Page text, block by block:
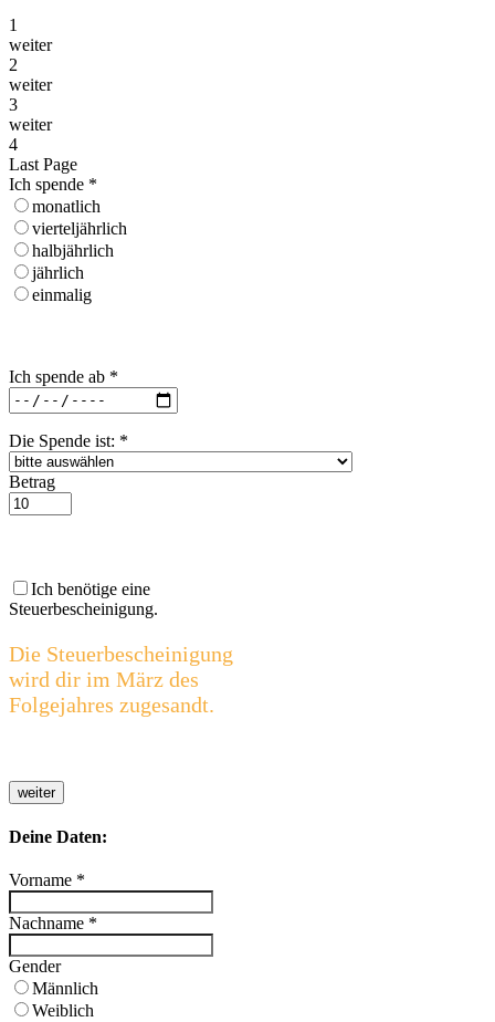
1
weiter
2
weiter
3
weiter
4
Last Page
Ich spende *
monatlich
vierteljährlich
halbjährlich
jährlich
einmalig
Ich spende ab *
Die Spende ist: *
Betrag
Ich benötige eine
Steuerbescheinigung.
Die Steuerbescheinigung
wird dir im März des
Folgejahres zugesandt.
weiter
Deine Daten:
Vorname *
Nachname *
Gender
Männlich
Weiblich